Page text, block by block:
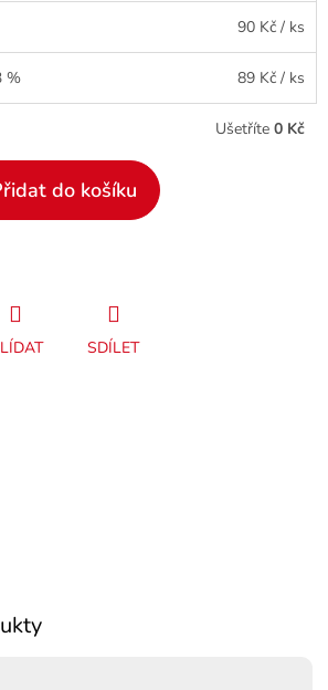
90 Kč / ks
% 89 Kč / ks
Ušetříte 0 Kč
do košíku
SDÍLET